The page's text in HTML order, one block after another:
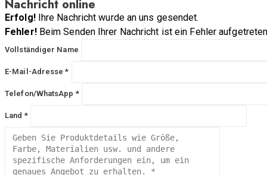
Nachricht online
Erfolg!Ihre Nachricht wurde an uns gesendet.
Fehler!Beim Senden Ihrer Nachricht ist ein Fehler
Vollständiger Name
E-Mail-Adresse *
Telefon/WhatsApp *
Land *